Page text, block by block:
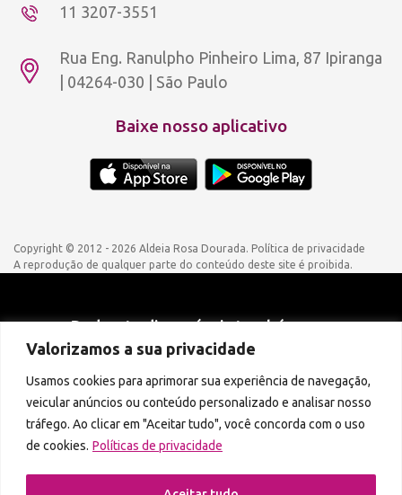
Valorizamos a sua privacidade
Usamos cookies para aprimorar sua experiência de navegação,
veicular anúncios ou conteúdo personalizado e analisar nosso
tráfego. Ao clicar em "Aceitar tudo", você concorda com o uso
de cookies. Políticas de privacidade
11 3207-3551
Rua Eng. Ranulpho Pinheiro Lima, 87 Ipiranga
| 04264-030 | São Paulo
Baixe nosso aplicativo
Copyright © 2012 - 2026 Aldeia Rosa Dourada. Política de privacidade
A reprodução de qualquer parte do conteúdo deste site é proibida.
Podcasts disponíveis também em: